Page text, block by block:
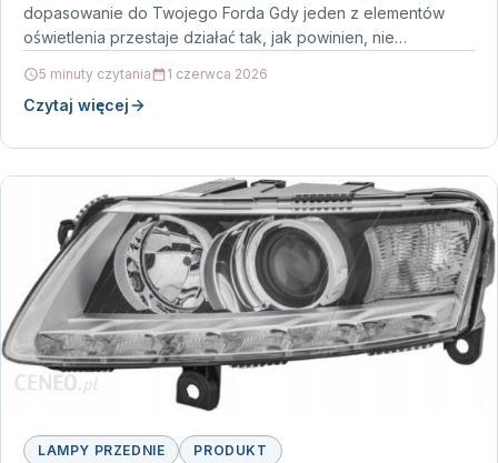
dopasowanie do Twojego Forda Gdy jeden z elementów
oświetlenia przestaje działać tak, jak powinien, nie…
5 minuty czytania 1 czerwca 2026
Czytaj więcej
LAMPY PRZEDNIE PRODUKT